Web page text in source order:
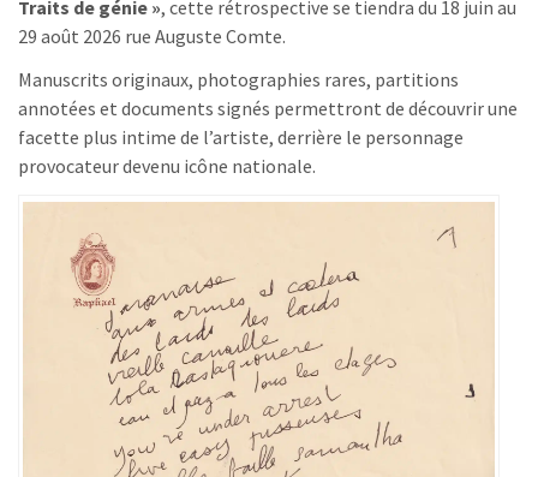
Traits de génie », cette rétrospective se tiendra du 18 juin au
29 août 2026 rue Auguste Comte.
Manuscrits originaux, photographies rares, partitions
annotées et documents signés permettront de découvrir une
facette plus intime de l’artiste, derrière le personnage
provocateur devenu icône nationale.